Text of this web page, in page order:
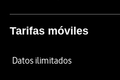
Tarifas móviles
Datos ilimitados